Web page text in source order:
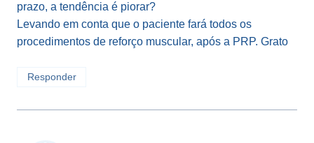
prazo, a tendência é piorar?
Levando em conta que o paciente fará todos os
procedimentos de reforço muscular, após a PRP. Grato
Responder